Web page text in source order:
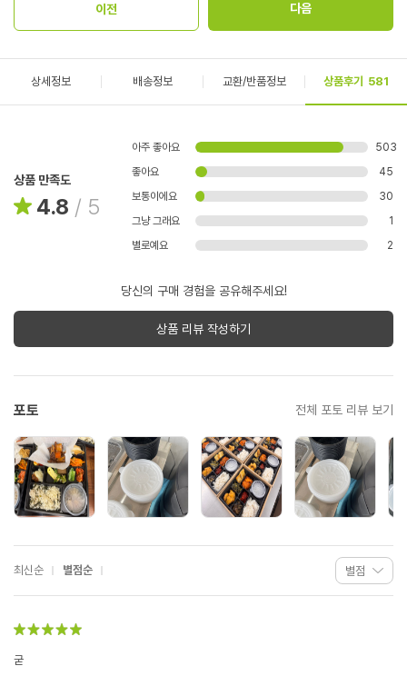
상세정보 배송정보 교환/반품정보 상품후기 581
상품 만족도
4.8 / 5
아주 좋아요
503
좋아요
45
보통이에요
30
그냥 그래요
1
별로예요
2
당신의 구매 경험을 공유해주세요!
상품 리뷰 작성하기
포토 전체 포토 리뷰 보기
최신순 별점순
굳